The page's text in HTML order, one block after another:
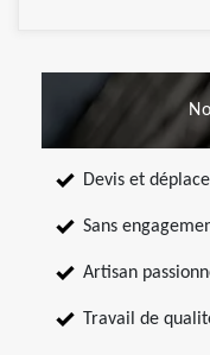
Devis et
Sans
Artisan
Travail de